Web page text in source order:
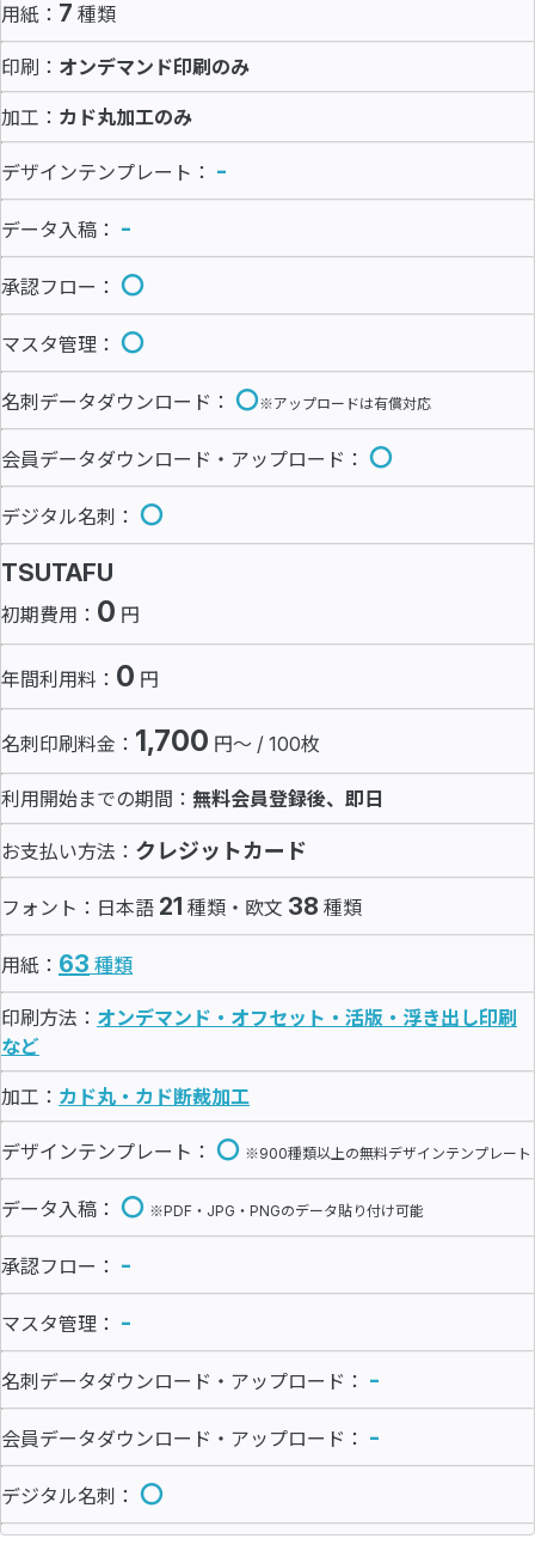
用紙： 7 種類
印刷： オンデマンド印刷のみ
加工： カド丸加工のみ
デザインテンプレート： -
データ入稿： -
承認フロー： 〇
マスタ管理： 〇
名刺データダウンロード： 〇※アップロードは有償対応
会員データダウンロード・アップロード： 〇
デジタル名刺： 〇
TSUTAFU
初期費用： 0 円
年間利用料： 0 円
名刺印刷料金： 1,700 円～ / 100枚
利用開始までの期間： 無料会員登録後、即日
お支払い方法： クレジットカード
フォント：日本語 21 種類・欧文 38 種類
用紙： 63 種類
印刷方法： オンデマンド・オフセット・活版・浮き出し印刷
など
加工： カド丸・カド断裁加工
デザインテンプレート： 〇 ※900種類以上の無料デザインテンプレート
データ入稿： 〇 ※PDF・JPG・PNGのデータ貼り付け可能
承認フロー： -
マスタ管理： -
名刺データダウンロード・アップロード： -
会員データダウンロード・アップロード： -
デジタル名刺： 〇